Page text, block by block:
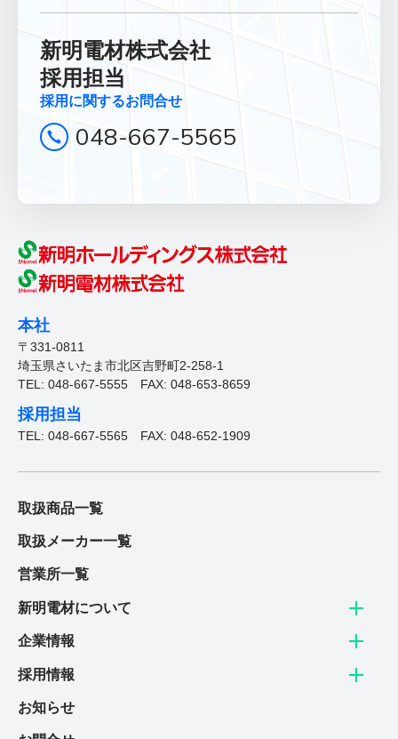
Contact
お問合せ
総合お問合せ
048-667-5555
048-667-5565
電材業界１位を目指す新明電材で、
明るい未来を創造しませんか。
Career
中途採用
新明電材株式会社
採用担当
採用に関するお問合せ
048-667-5565
本社
〒331-0811
埼玉県さいたま市北区吉野町2-258-1
TEL: 048-667-5555 FAX: 048-653-8659
採用担当
TEL: 048-667-5565 FAX: 048-652-1909
取扱商品一覧
取扱メーカー一覧
営業所一覧
新明電材について
企業情報
採用情報
お知らせ